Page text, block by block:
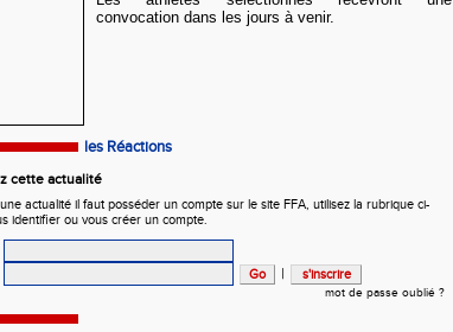
convocation dans les jours à venir.
les Réactions
cette actualité
actualité il faut posséder un compte sur le site FFA, utilisez la rubrique ci-
identifier ou vous créer un compte.
|
mot de passe oublié ?